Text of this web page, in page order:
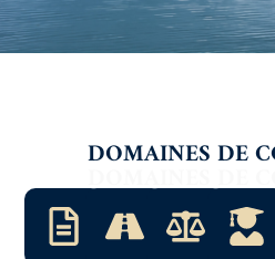
DOMAINES DE